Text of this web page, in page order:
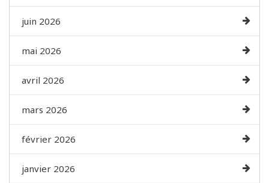
juin 2026
mai 2026
avril 2026
mars 2026
février 2026
janvier 2026